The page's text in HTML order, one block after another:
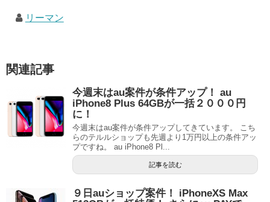
リーマン
関連記事
今週末はau案件が条件アップ！ au
iPhone8 Plus 64GBが一括２０００円
に！
今週末はau案件が条件アップしてきています。 こち
らのテルルショップも先週より1万円以上の条件アッ
プですね。 au iPhone8 Pl...
記事を読む
９日auショップ案件！ iPhoneXS Max